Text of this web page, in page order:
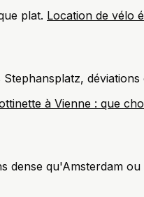
plat. Location de vélo
à Vienne : que
dense qu'Amsterdam